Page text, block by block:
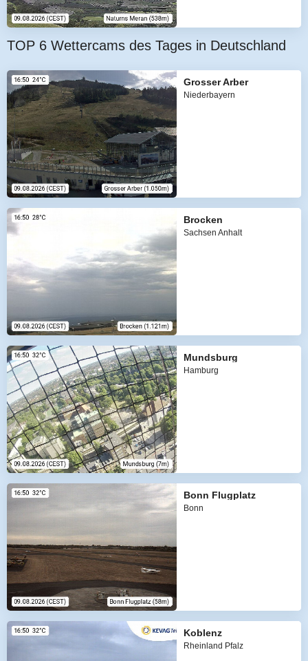
TOP 6 Wettercams des Tages in Deutschland
Grosser Arber
Niederbayern
Brocken
Sachsen Anhalt
Mundsburg
Hamburg
Bonn Flugplatz
Bonn
Koblenz
Rheinland Pfalz